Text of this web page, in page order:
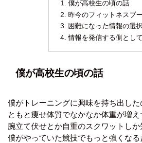
僕が高校生の頃の話
昨今のフィットネスブ
困難になった情報の選択
情報を発信する側として
僕が高校生の頃の話
僕がトレーニングに興味を持ち出し
ともと痩せ体質でなかなか体重が増
腕立て伏せとか自重のスクワットしか
僕がやっていた競技でもっと強くな